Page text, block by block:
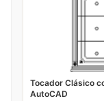
Tocador Clásico
AutoCAD